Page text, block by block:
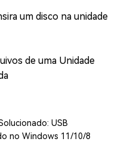
um disco na unidade
de uma Unidade
USB
no Windows 11/10/8